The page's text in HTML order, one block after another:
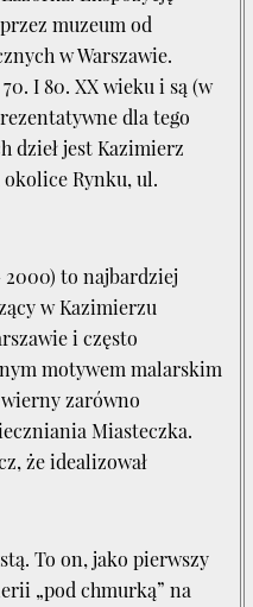
muzeum od
w Warszawie.
I 80. XX wieku i są (w
dla tego
dzieł jest Kazimierz
Rynku, ul.
2000) to najbardziej
w Kazimierzu
i często
motywem malarskim
wierny zarówno
Miasteczka.
że idealizował
To on, jako pierwszy
„pod chmurką” na